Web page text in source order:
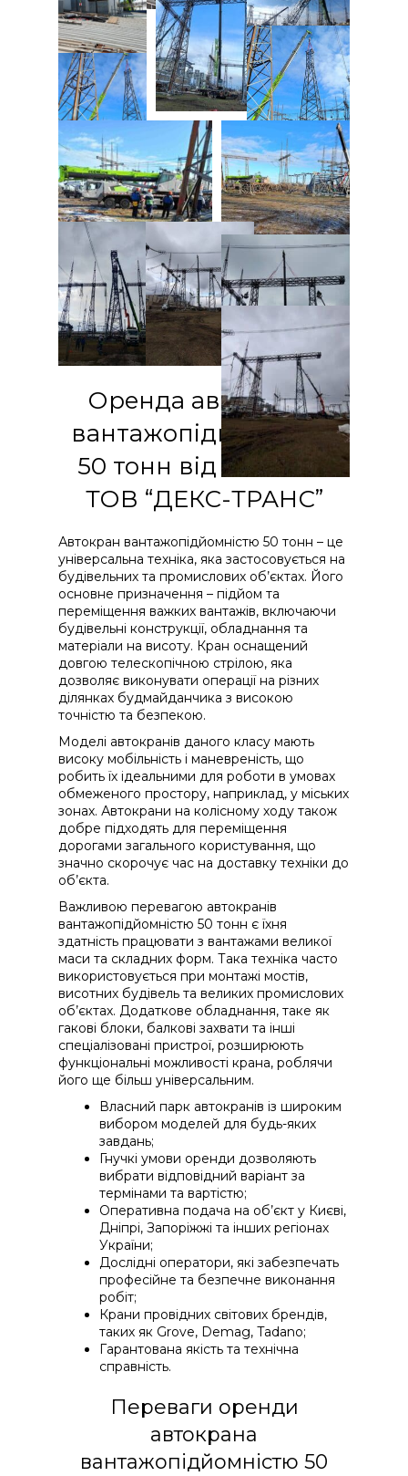
Оренда автокрана
вантажопідйомністю
50 тонн від компанії
ТОВ “ДЕКС-ТРАНС”
Автокран вантажопідйомністю 50 тонн – це
універсальна техніка, яка застосовується на
будівельних та промислових об’єктах. Його
основне призначення – підйом та
переміщення важких вантажів, включаючи
будівельні конструкції, обладнання та
матеріали на висоту. Кран оснащений
довгою телескопічною стрілою, яка
дозволяє виконувати операції на різних
ділянках будмайданчика з високою
точністю та безпекою.
Моделі автокранів даного класу мають
високу мобільність і маневреність, що
робить їх ідеальними для роботи в умовах
обмеженого простору, наприклад, у міських
зонах. Автокрани на колісному ходу також
добре підходять для переміщення
дорогами загального користування, що
значно скорочує час на доставку техніки до
об’єкта.
Важливою перевагою автокранів
вантажопідйомністю 50 тонн є їхня
здатність працювати з вантажами великої
маси та складних форм. Така техніка часто
використовується при монтажі мостів,
висотних будівель та великих промислових
об’єктах. Додаткове обладнання, таке як
гакові блоки, балкові захвати та інші
спеціалізовані пристрої, розширюють
функціональні можливості крана, роблячи
його ще більш універсальним.
Власний парк автокранів із широким
вибором моделей для будь-яких
завдань;
Гнучкі умови оренди дозволяють
вибрати відповідний варіант за
термінами та вартістю;
Оперативна подача на об’єкт у Києві,
Дніпрі, Запоріжжі та інших регіонах
України;
Дослідні оператори, які забезпечать
професійне та безпечне виконання
робіт;
Крани провідних світових брендів,
таких як Grove, Demag, Tadano;
Гарантована якість та технічна
справність.
Переваги оренди
автокрана
вантажопідйомністю 50